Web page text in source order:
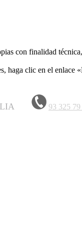
con finalidad
haga clic en el enlace
93 325 79